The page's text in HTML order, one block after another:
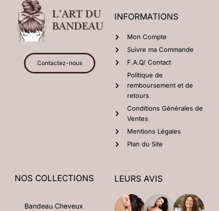
Contactez-nous
INFORMATIONS
Mon Compte
Suivre ma Commande
F.A.Q/ Contact
Politique de
remboursement et de
retours
Conditions Générales de
Ventes
Mentions Légales
Plan du Site
NOS COLLECTIONS
Bandeau Cheveux
LEURS AVIS